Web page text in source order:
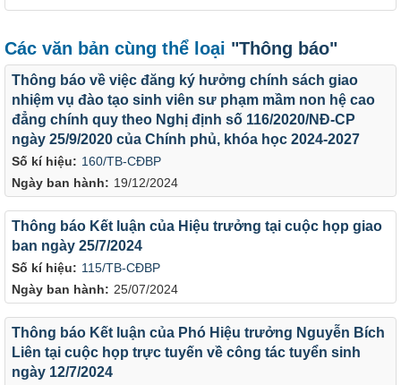
Các văn bản cùng thể loại "Thông báo"
Số kí hiệu: 160/TB-CĐBP
Ngày ban hành: 19/12/2024
Thông báo về việc đăng ký hưởng chính sách giao
nhiệm vụ đào tạo sinh viên sư phạm mầm non hệ cao
đẳng chính quy theo Nghị định số 116/2020/NĐ-CP
ngày 25/9/2020 của Chính phủ, khóa học 2024-2027
Số kí hiệu: 115/TB-CĐBP
Ngày ban hành: 25/07/2024
Thông báo Kết luận của Hiệu trưởng tại cuộc họp giao
ban ngày 25/7/2024
Thông báo Kết luận của Phó Hiệu trưởng Nguyễn Bích
Liên tại cuộc họp trực tuyến về công tác tuyển sinh
ngày 12/7/2024